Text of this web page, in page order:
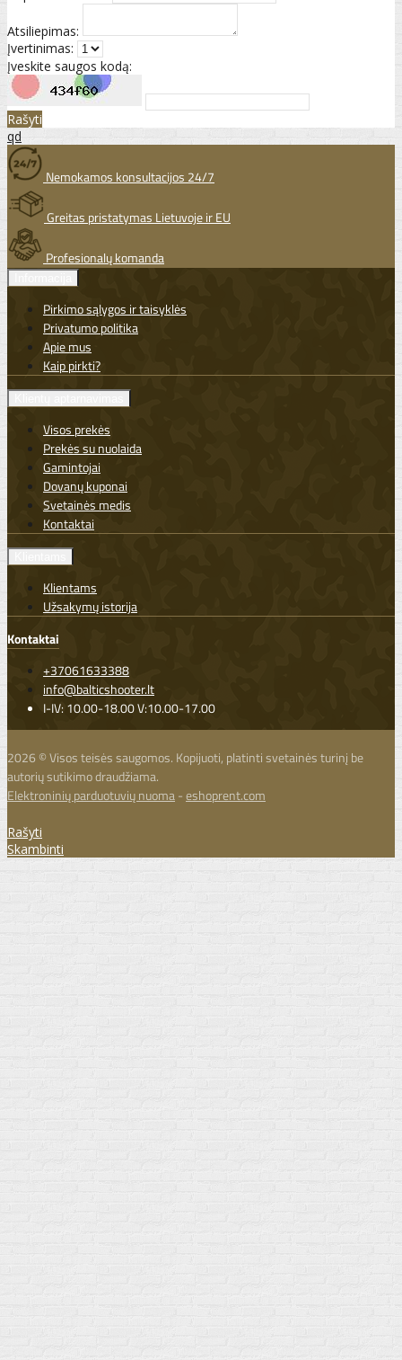
Atsiliepimas:
Įvertinimas:
Įveskite saugos kodą:
Rašyti
qd
Nemokamos konsultacijos 24/7
Greitas pristatymas Lietuvoje ir EU
Profesionalų komanda
Pirkimo sąlygos ir taisyklės
Privatumo politika
Apie mus
Kaip pirkti?
Visos prekės
Prekės su nuolaida
Gamintojai
Dovanų kuponai
Svetainės medis
Kontaktai
Klientams
Užsakymų istorija
Kontaktai
+37061633388
info@balticshooter.lt
I-IV: 10.00-18.00 V:10.00-17.00
2026 © Visos teisės saugomos. Kopijuoti, platinti svetainės turinį be
autorių sutikimo draudžiama.
Elektroninių parduotuvių nuoma-eshoprent.com
Rašyti
Skambinti